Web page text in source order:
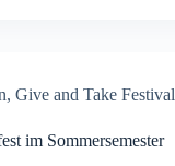
,Give and Take Festival
im Sommersemester